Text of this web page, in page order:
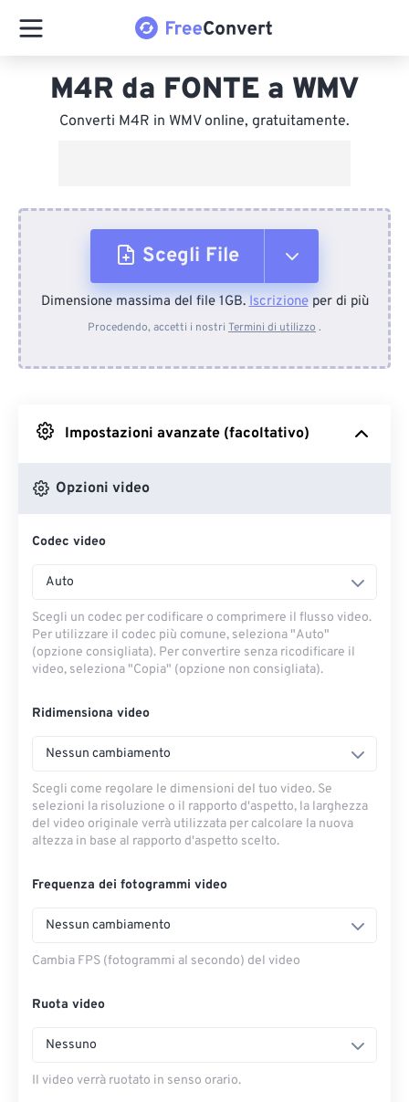
M4R da FONTE a WMV
Converti M4R in WMV online, gratuitamente.
Scegli File
Dal dispositivo
Da Google Drive
Dimensione massima del file 1GB.Iscrizioneper di più
Procedendo, accetti i nostri Termini di utilizzo .
Impostazioni avanzate (facoltativo)
Opzioni video
Codec video
Auto
Scegli un codec per codificare o comprimere il flusso video.
Per utilizzare il codec più comune, seleziona "Auto"
(opzione consigliata). Per convertire senza ricodificare il
video, seleziona "Copia" (opzione non consigliata).
Ridimensiona video
Nessun cambiamento
Scegli come regolare le dimensioni del tuo video. Se
selezioni la risoluzione o il rapporto d'aspetto, la larghezza
del video originale verrà utilizzata per calcolare la nuova
altezza in base al rapporto d'aspetto scelto.
Frequenza dei fotogrammi video
Nessun cambiamento
Cambia FPS (fotogrammi al secondo) del video
Ruota video
Nessuno
Il video verrà ruotato in senso orario.